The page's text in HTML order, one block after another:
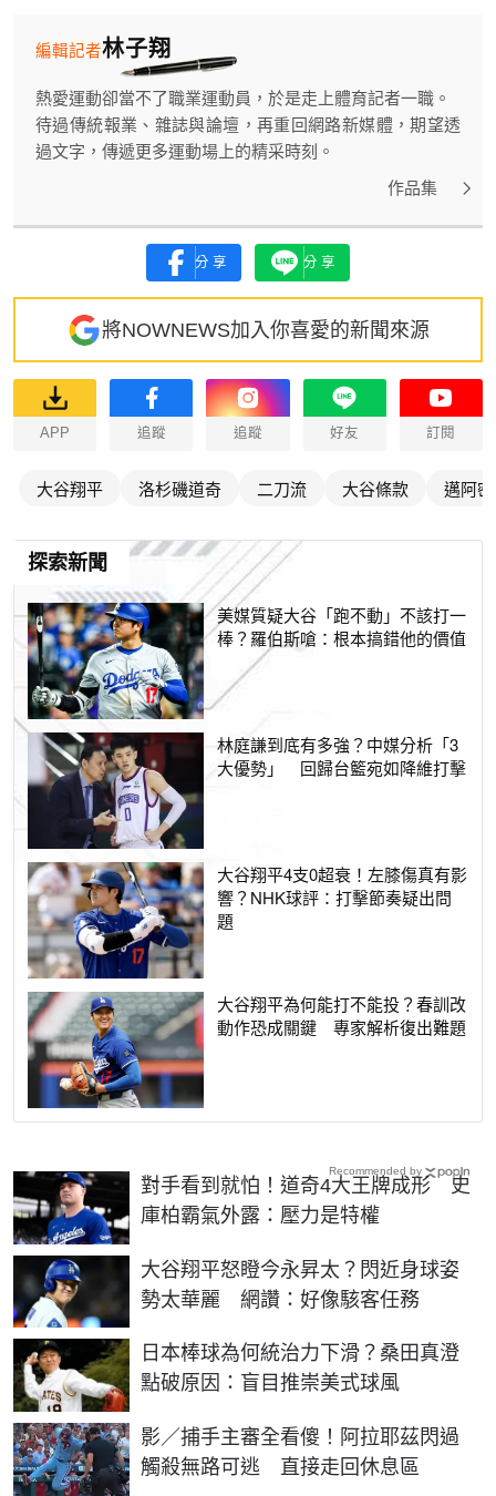
林子翔
編輯記者
熱愛運動卻當不了職業運動員，於是走上體育記者一職。
待過傳統報業、雜誌與論壇，再重回網路新媒體，期望透
過文字，傳遞更多運動場上的精采時刻。
作品集
分享 分享
將NOWNEWS加入你喜愛的新聞來源
APP 追蹤 追蹤 好友 訂閱
大谷翔平 洛杉磯道奇 二刀流 大谷條款 邁阿
探索新聞
美媒質疑大谷「跑不動」不該打一
棒？羅伯斯嗆：根本搞錯他的價值
林庭謙到底有多強？中媒分析「3
大優勢」 回歸台籃宛如降維打擊
大谷翔平4支0超衰！左膝傷真有影
響？NHK球評：打擊節奏疑出問
題
大谷翔平為何能打不能投？春訓改
動作恐成關鍵 專家解析復出難題
對手看到就怕！道奇4大王牌成形 史
庫柏霸氣外露：壓力是特權
大谷翔平怒瞪今永昇太？閃近身球姿
勢太華麗 網讚：好像駭客任務
日本棒球為何統治力下滑？桑田真澄
點破原因：盲目推崇美式球風
影／捕手主審全看傻！阿拉耶茲閃過
觸殺無路可逃 直接走回休息區
Recommended by